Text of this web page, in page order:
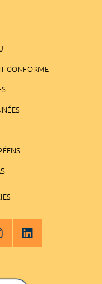
CONFORME